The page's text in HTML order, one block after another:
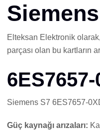
Elteksan Elektronik
parçası olan bu kartların
Siemens S7 6ES7657-
Güç kaynağı arızaları: